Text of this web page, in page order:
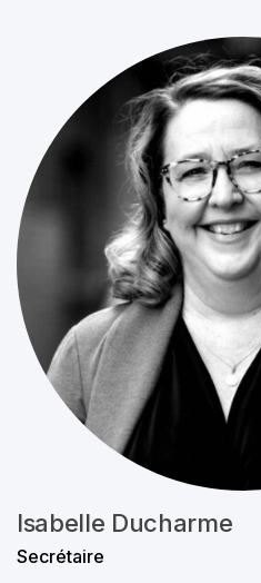
Isabelle Ducharme
Secrétaire